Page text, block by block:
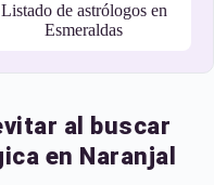
Listado de astrólogos en
Esmeraldas
al buscar
en Naranjal